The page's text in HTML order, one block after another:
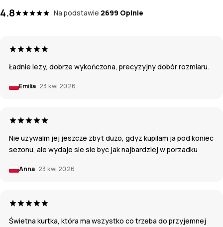
4.8 Na podstawie 2699 Opinie
Ładnie lezy, dobrze wykończona, precyzyjny dobór rozmiaru.
Emilia 23 kwi 2026
Nie uzywalm jej jeszcze zbyt duzo, gdyz kupilam ja pod koniec
sezonu, ale wydaje sie sie byc jak najbardziej w porzadku
Anna 23 kwi 2026
Świetna kurtka, która ma wszystko co trzeba do przyjemnej